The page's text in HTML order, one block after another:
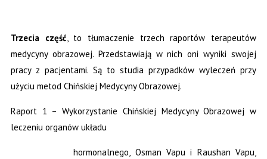
Trzecia część, to tłumaczenie trzech raportów terapeutów
medycyny obrazowej. Przedstawiają w nich oni wyniki swojej
pracy z pacjentami. Są to studia przypadków wyleczeń przy
użyciu metod Chińskiej Medycyny Obrazowej.
Raport 1 – Wykorzystanie Chińskiej Medycyny Obrazowej w
leczeniu organów układu
hormonalnego, Osman Vapu i Raushan Vapu,